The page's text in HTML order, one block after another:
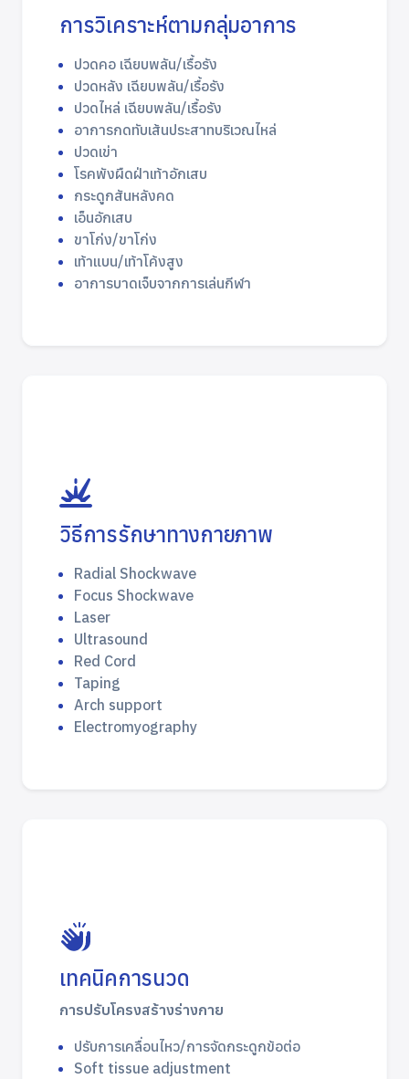
การวิเคราะห์ตามกลุ่มอาการ
ปวดคอ เฉียบพลัน/เรื้อรัง
ปวดหลัง เฉียบพลัน/เรื้อรัง
ปวดไหล่ เฉียบพลัน/เรื้อรัง
อาการกดทับเส้นประสาทบริเวณไหล่
ปวดเข่า
โรคพังผืดฝ่าเท้าอักเสบ
กระดูกสันหลังคด
เอ็นอักเสบ
ขาโก่ง/ขาโก่ง
เท้าแบน/เท้าโค้งสูง
อาการบาดเจ็บจากการเล่นกีฬา
วิธีการรักษาทางกายภาพ
Radial Shockwave
Focus Shockwave
Laser
Ultrasound
Red Cord
Taping
Arch support
Electromyography
เทคนิคการนวด
การปรับโครงสร้างร่างกาย
ปรับการเคลื่อนไหว/การจัดกระดูกข้อต่อ
Soft tissue adjustment